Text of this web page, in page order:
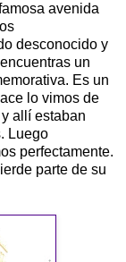
avenida
desconocido y
un
Es un
lo vimos de
allí estaban
Luego
perfectamente.
parte de su